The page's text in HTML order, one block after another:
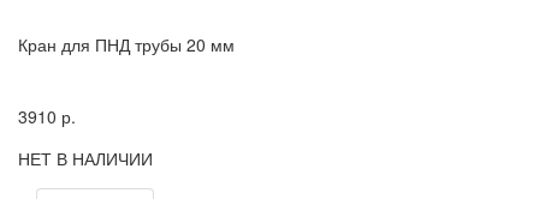
Кран для ПНД трубы 20 мм
3910 р.
НЕТ В НАЛИЧИИ